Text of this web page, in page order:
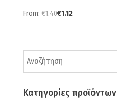
From: €1.40€1.12
Κατηγορίες προϊόντων